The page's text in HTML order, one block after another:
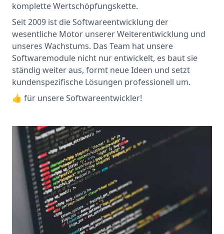
komplette Wertschöpfungskette.
Seit 2009 ist die Softwareentwicklung der
wesentliche Motor unserer Weiterentwicklung und
unseres Wachstums. Das Team hat unsere
Softwaremodule nicht nur entwickelt, es baut sie
ständig weiter aus, formt neue Ideen und setzt
kundenspezifische Lösungen professionell um.
👍 für unsere Softwareentwickler!